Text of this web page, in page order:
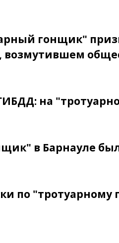
гонщик"
возмутившем
на
в Барнауле
по "тротуарному